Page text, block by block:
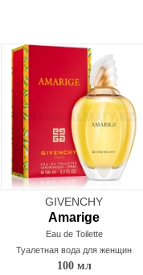
GIVENCHY
Amarige
Eau de Toilette
Туалетная вода для женщин
100 мл